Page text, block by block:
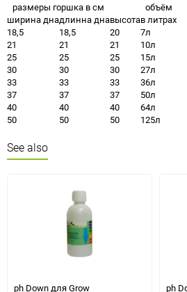
размеры горшка в см
объём
ширина днадлинна днавысотав литрах
18,5
18,5 20
7л
21
21 21
10л
25
25 25
15л
30
30 30
27л
33
33 33
36л
37
37 37
50л
40
40 40
64л
50
50 50 125л
See also
ph Down для Grow ph